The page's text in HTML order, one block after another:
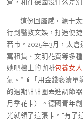
倉，和在德國沒什么差別
這份回屬感，源于
行到醫教文娛，打造便
若市。2025年3月，太
寓租賃、文明花費等多
她吧檯上的咖啡包養女人
氣。“Hi 「用金錢褻瀆
的過期甜甜圈丟進調節
月季花卡）。德國青年
光就領了這張卡。“有了